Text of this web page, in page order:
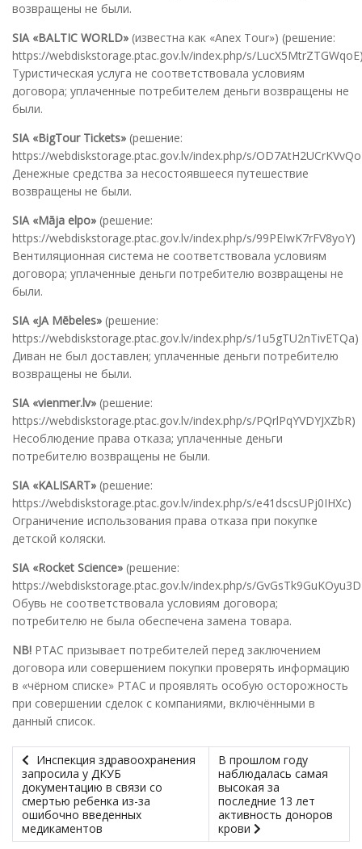
возвращены не были.
SIA «BALTIC WORLD» (известна как «Anex Tour») (решение:
https://webdiskstorage.ptac.gov.lv/index.php/s/
Туристическая услуга не соответствовала условиям
договора; уплаченные потребителем деньги возвращены не
были.
SIA «BigTour Tickets» (решение:
https://webdiskstorage.ptac.gov.lv/index.php/s/
Денежные средства за несостоявшееся путешествие
возвращены не были.
SIA «Māja elpo» (решение:
https://webdiskstorage.ptac.gov.lv/index.php/s/99PEIwK7rFV8yoY)
Вентиляционная система не соответствовала условиям
договора; уплаченные деньги потребителю возвращены не
были.
SIA «JA Mēbeles» (решение:
https://webdiskstorage.ptac.gov.lv/index.php/s/1u5gTU2nTivETQa)
Диван не был доставлен; уплаченные деньги потребителю
возвращены не были.
SIA «vienmer.lv» (решение:
https://webdiskstorage.ptac.gov.lv/index.php/s/PQrlPqYVDYJXZbR)
Несоблюдение права отказа; уплаченные деньги
потребителю возвращены не были.
SIA «KALISART» (решение:
https://webdiskstorage.ptac.gov.lv/index.php/s/e41dscsUPj0IHXc)
Ограничение использования права отказа при покупке
детской коляски.
SIA «Rocket Science» (решение:
https://webdiskstorage.ptac.gov.lv/index.php/s/
Обувь не соответствовала условиям договора;
потребителю не была обеспечена замена товара.
NB! PTAC призывает потребителей перед заключением
договора или совершением покупки проверять информацию
в «чёрном списке» PTAC и проявлять особую осторожность
при совершении сделок с компаниями, включёнными в
данный список.
Инспекция здравоохранения
запросила у ДКУБ
документацию в связи со
смертью ребенка из-за
ошибочно введенных
медикаментов
В прошлом году
наблюдалась самая
высокая за
последние 13 лет
активность доноров
крови